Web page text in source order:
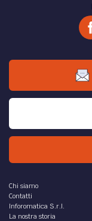
Chi siamo
Contatti
Inforomatica S.r.l.
La nostra storia